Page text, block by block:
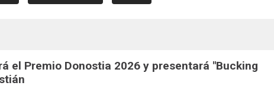
el Premio Donostia 2026 y presentará "Bucking